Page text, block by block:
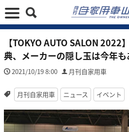
【TOKYO AUTO SALON 2022
典、メーカーの隠し玉は今年も
2021/10/19 8:00 月刊自家用車
月刊自家用車 ニュース イベント